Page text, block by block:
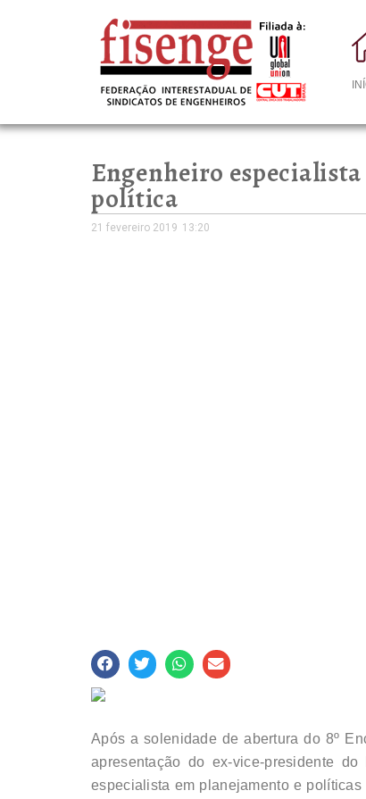
Engenheiro
política
21 fevereiro 2019 13:20
Após a solenidade de abertura do 8º
apresentação do ex-vice-presidente
especialista em planejamento e